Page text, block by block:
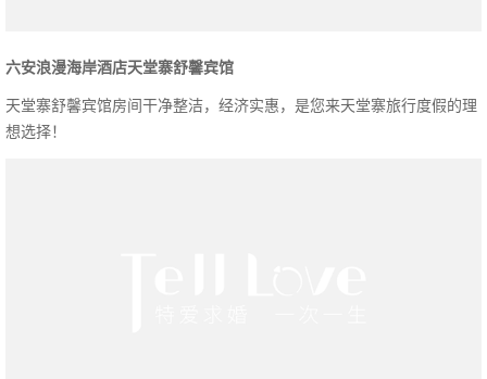
六安浪漫海岸酒店天堂寨舒馨宾馆
天堂寨舒馨宾馆房间干净整洁，经济实惠，是您来天堂寨旅行度假的理
想选择！